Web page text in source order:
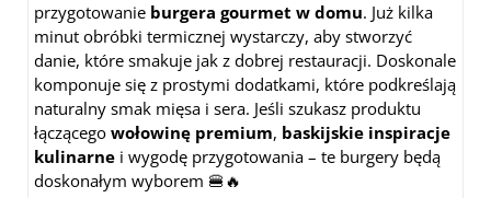
przygotowanie burgera gourmet w domu. Już kilka
minut obróbki termicznej wystarczy, aby stworzyć
danie, które smakuje jak z dobrej restauracji. Doskonale
komponuje się z prostymi dodatkami, które podkreślają
naturalny smak mięsa i sera. Jeśli szukasz produktu
łączącego wołowinę premium, baskijskie inspiracje
kulinarne i wygodę przygotowania – te burgery będą
doskonałym wyborem 🍔🔥